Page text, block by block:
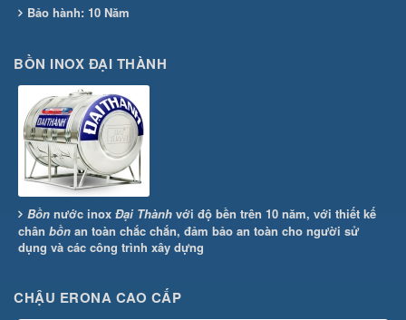
Bảo hành: 10 Năm
BỒN INOX ĐẠI THÀNH
Bồn nước inox Đại Thành với độ bền trên 10 năm, với thiết kế
chân bồn an toàn chắc chắn, đảm bảo an toàn cho người sử
dụng và các công trình xây dựng
CHẬU ERONA CAO CẤP